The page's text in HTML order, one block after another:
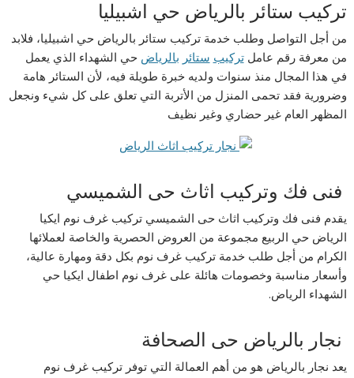
تركيب ستائر بالرياض حي اشبيليا
من أجل التواصل وطلب خدمة تركيب ستائر بالرياض حي اشبيليا، فلابد
من معرفة رقم عاملتركيب ستائر بالرياض حي الشهداء الذي يعمل
في هذا المجال منذ سنوات ولديه خبرة طويلة فيه، لأن الستائر هامة
وضرورية فقد تحمى المنزل من الأتربة التي تعلق على كل شيء ونجعل
المظهر العام غير حضاري وغير نظيف
فنى فك وتركيب اثاث حى الشميسي
يقدم فنى فك وتركيب اثاث حى الشميسي تركيب غرف نوم ايكيا
الرياض حي الربيع مجموعة من العروض الحصرية والخاصة لعملائها
الكرام من أجل طلب خدمة تركيب غرف نوم بكل دقة ومهارة عالية،
وأسعار مناسبة وخصومات هائلة على غرف نوم اطفال ايكيا حي
الشهداء الرياض.
نجار بالرياض حى الصحافة
يعد نجار بالرياض هو من أهم العمالة التي توفر تركيب غرف نوم